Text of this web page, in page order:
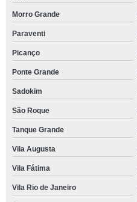
Morro Grande
Paraventi
Picanço
Ponte Grande
Sadokim
São Roque
Tanque Grande
Vila Augusta
Vila Fátima
Vila Rio de Janeiro